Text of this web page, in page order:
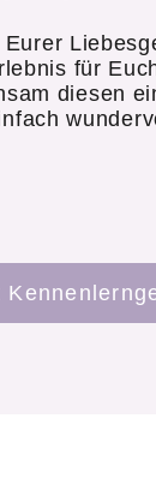
für
diesen